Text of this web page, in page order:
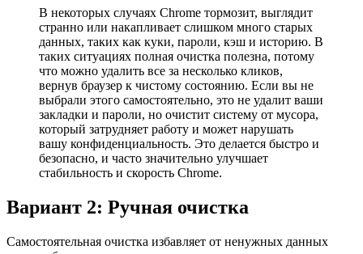
В некоторых случаях Chrome тормозит, выглядит
странно или накапливает слишком много старых
данных, таких как куки, пароли, кэш и историю. В
таких ситуациях полная очистка полезна, потому
что можно удалить все за несколько кликов,
вернув браузер к чистому состоянию. Если вы не
выбрали этого самостоятельно, это не удалит ваши
закладки и пароли, но очистит систему от мусора,
который затрудняет работу и может нарушать
вашу конфиденциальность. Это делается быстро и
безопасно, и часто значительно улучшает
стабильность и скорость Chrome.
Вариант 2: Ручная очистка
Самостоятельная очистка избавляет от ненужных данных